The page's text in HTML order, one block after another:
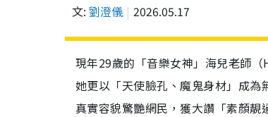
文: 劉澄儀 2026.05.17
現年29歲的「音樂女神」海兒老師
她更以「天使臉孔、魔鬼身材」成為
真實容貌驚艷網民，獲大讚「素顏靚